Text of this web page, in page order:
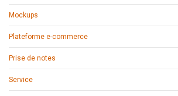
Mockups
Plateforme e-commerce
Prise de notes
Service